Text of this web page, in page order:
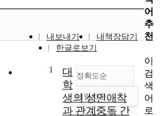
내보내기
내책장담기
한글로보기
정확도순
정확도
순
내림차순
1
대
학
생의 성인애착
과 관계중독 간
어
추
천
이
검
색
어
로